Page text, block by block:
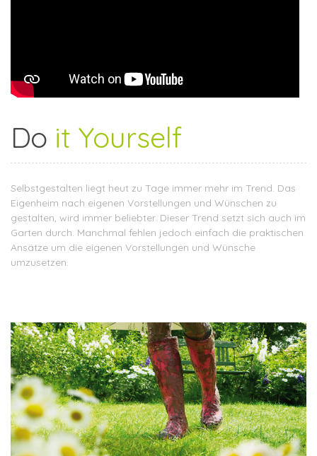
Do it Yourself
Selbstgestalten liegt heut zu Tage immer mehr im Trend. Das
Eigenheim nach eigenen Vorstellungen und Wünschen zu
gestalten, wird immer beliebter. Dieser Trend setzt sich auch im
Garten durch. Manchmal fehlen jedoch einfach die praktischen
Ansätze um die eigenen Vorstellungen und Wünsche
umzusetzen.